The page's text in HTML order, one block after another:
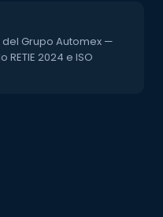
Grupo Automex —
2024 e ISO